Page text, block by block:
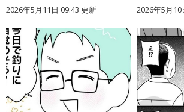
2026年5月11日 09:43 更新 2026年5月